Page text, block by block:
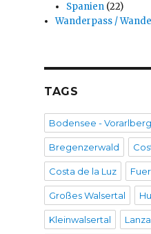
Spanien (22)
Wanderpass /
TAGS
Bodensee - Vorarlberg
Bregenzerwald
Costa de la Luz
Großes Walsertal
Kleinwalsertal